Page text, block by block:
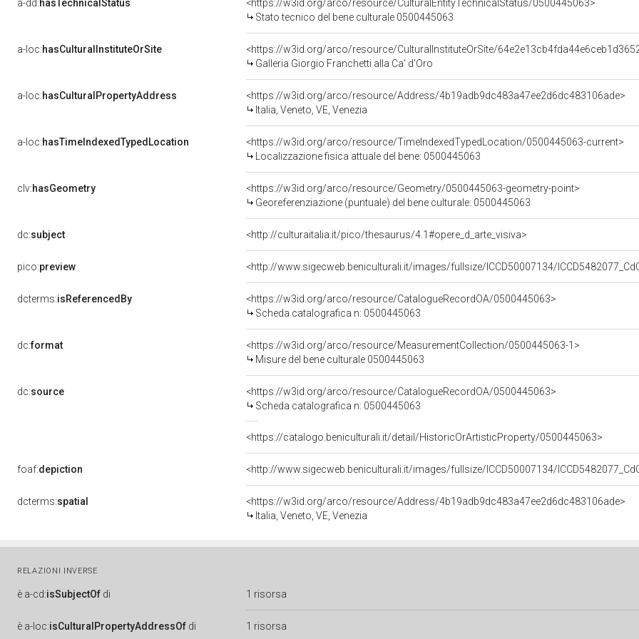
a-dd:hasTechnicalStatus
<https://w3id.org/arco/resource/CulturalEntityTechnicalStatus/0500445063>
Stato tecnico del bene culturale 0500445063
a-loc:hasCulturalInstituteOrSite
<https://w3id.org/arco/resource/CulturalInstituteOrSite/
Galleria Giorgio Franchetti alla Ca' d'Oro
a-loc:hasCulturalPropertyAddress
<https://w3id.org/arco/resource/Address/4b19adb9dc483a47ee2d6dc483106ade>
Italia, Veneto, VE, Venezia
a-loc:hasTimeIndexedTypedLocation
<https://w3id.org/arco/resource/TimeIndexedTypedLocation/0500445063-current>
Localizzazione fisica attuale del bene: 0500445063
clv:hasGeometry
<https://w3id.org/arco/resource/Geometry/0500445063-geometry-point>
Georeferenziazione (puntuale) del bene culturale: 0500445063
dc:subject <http://culturaitalia.it/pico/thesaurus/4.1#opere_d_arte_visiva>
pico:preview <http://www.sigecweb.beniculturali.it/images/fullsize/ICCD50007134/
dcterms:isReferencedBy
<https://w3id.org/arco/resource/CatalogueRecordOA/0500445063>
Scheda catalografica n: 0500445063
dc:format
<https://w3id.org/arco/resource/MeasurementCollection/0500445063-1>
Misure del bene culturale 0500445063
dc:source
<https://w3id.org/arco/resource/CatalogueRecordOA/0500445063>
Scheda catalografica n: 0500445063
<https://catalogo.beniculturali.it/detail/HistoricOrArtisticProperty/0500445063>
foaf:depiction <http://www.sigecweb.beniculturali.it/images/fullsize/ICCD50007134/
dcterms:spatial
<https://w3id.org/arco/resource/Address/4b19adb9dc483a47ee2d6dc483106ade>
Italia, Veneto, VE, Venezia
RELAZIONI INVERSE
è a-cd:isSubjectOf di 1 risorsa
è a-loc:isCulturalPropertyAddressOf di 1 risorsa